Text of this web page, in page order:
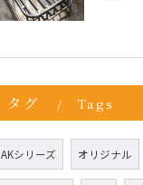
タグ Tags
AKシリーズ オリジナル